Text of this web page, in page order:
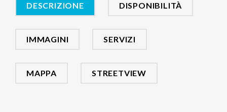
DESCRIZIONE DISPONIBILITÀ
IMMAGINI SERVIZI
MAPPA STREETVIEW